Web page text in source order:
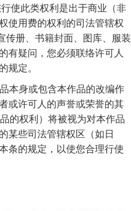
使此类权利是出于商业（非
使用费的权利的司法管辖权
传册、书籍封面、图库、服装
有疑问，您必须联络许可人
规定。
本身或包含本作品的改编作
或许可人的声誉或荣誉的其
的权利）将被视为对本作品
某些司法管辖权区（如日
条的规定，以使您合理行使